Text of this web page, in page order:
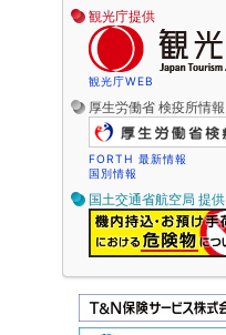
観光庁提供
観光庁WEB
厚生労働省 検疫所情報
FORTH 最新情報
国別情報
国土交通省航空局 提供